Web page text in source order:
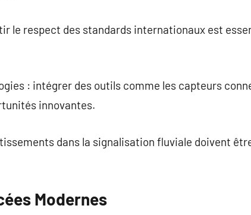
le respect des standards internationaux est
: intégrer des outils comme les capteurs
innovantes.
dans la signalisation fluviale doivent
Modernes